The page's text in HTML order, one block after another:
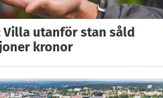
Villa utanför stan såld
kronor